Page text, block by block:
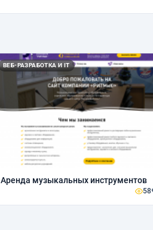
ВЕБ-РАЗРАБОТКА И IT
Аренда музыкальных инструментов
58